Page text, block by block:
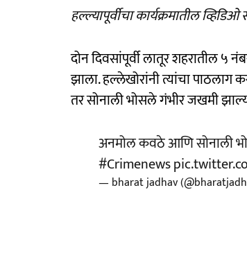
हल्ल्यापूर्वीचा कार्यक्रमातील
दोन दिवसांपूर्वी लातूर शहरातील
झाला. हल्लेखोरांनी त्यांचा पाठलाग
तर सोनाली भोसले गंभीर जखमी
अनमोल कवठे आणि सोनाली
#Crimenews
— bharat jadhav